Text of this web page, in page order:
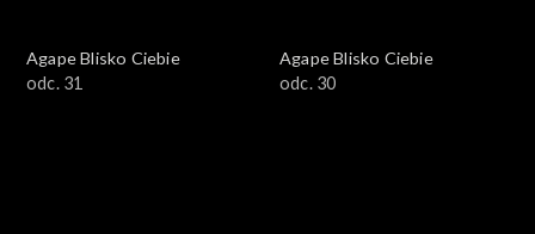
Agape Blisko Ciebie
odc. 31
Agape Blisko Ciebie
odc. 30